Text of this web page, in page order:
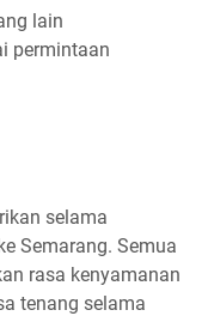
lain
permintaan
selama
Semarang. Semua
rasa kenyamanan
tenang selama